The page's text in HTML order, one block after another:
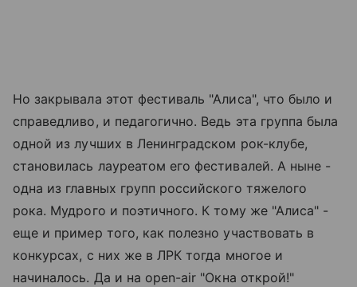
Но закрывала этот фестиваль "Алиса", что было и
справедливо, и педагогично. Ведь эта группа была
одной из лучших в Ленинградском рок-клубе,
становилась лауреатом его фестивалей. А ныне -
одна из главных групп российского тяжелого
рока. Мудрого и поэтичного. К тому же "Алиса" -
еще и пример того, как полезно участвовать в
конкурсах, с них же в ЛРК тогда многое и
начиналось. Да и на open-air "Окна открой!"